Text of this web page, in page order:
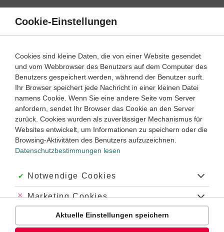
Direkt
Inhalt
Deutsch 5. ‐ 6. Klasse
Adverbiale Bestimmung
Dauer: 15 Minuten
Empfohlen von
Tutorin Joana
VIDEOS, AUFGABEN UND ÜBUNGEN ZUGEHÖRIGE KLASSENARBEITEN
Dauer:
Cookie-Einstellungen
Cookies sind kleine Daten, die von einer Website gesendet
und vom Webbrowser des Benutzers auf dem Computer des
Benutzers gespeichert werden, während der Benutzer surft.
Ihr Browser speichert jede Nachricht in einer kleinen Datei
namens Cookie. Wenn Sie eine andere Seite vom Server
anfordern, sendet Ihr Browser das Cookie an den Server
zurück. Cookies wurden als zuverlässiger Mechanismus für
Websites entwickelt, um Informationen zu speichern oder die
Browsing-Aktivitäten des Benutzers aufzuzeichnen.
Datenschutzbestimmungen lesen
Akzeptiert:
Notwendige Cookies
Abgelehnt:
Marketing Cookies
Abgelehnt:
Personalisierungs-Cookies
Aktuelle Einstellungen speichern